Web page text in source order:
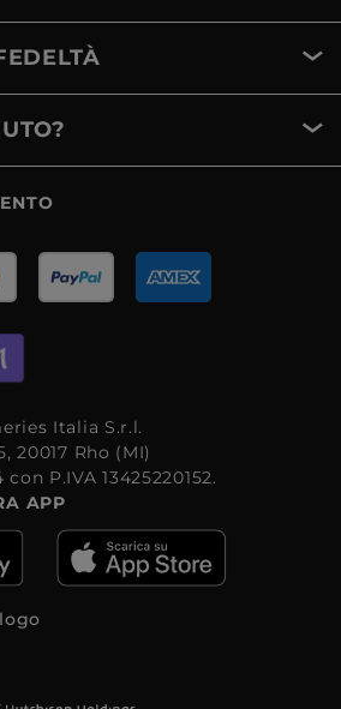
Italia S.r.l.
20017 Rho (MI)
P.IVA 13425220152.
APP